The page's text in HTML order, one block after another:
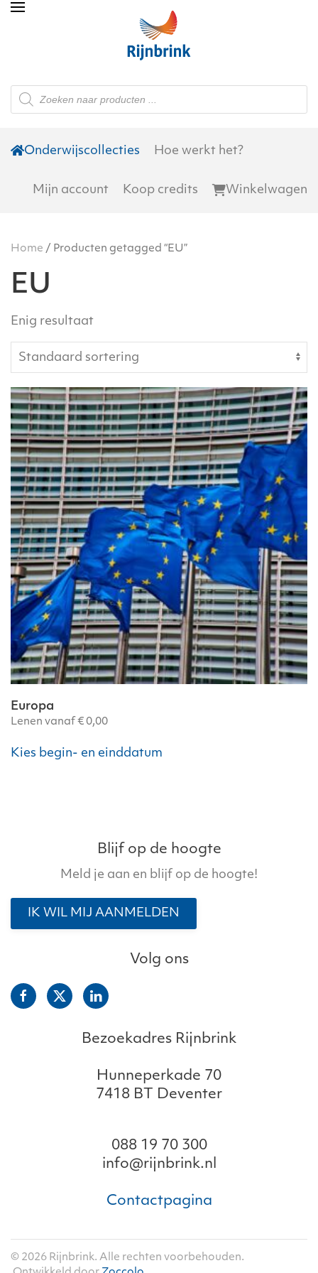
Skip to main content
Producten
zoeken
Onderwijscollecties Hoe werkt het?
Mijn account Koop credits Winkelwagen
Home / Producten getagged “EU”
EU
Enig resultaat
Europa
Lenen vanaf € 0,00
Kies begin- en einddatum
optie
gekozen
worden
op
Blijf op de hoogte
Meld je aan en blijf op de hoogte!
IK WIL MIJ AANMELDEN
Volg ons
Bezoekadres Rijnbrink
Hunneperkade 70
7418 BT Deventer
088 19 70 300
info@rijnbrink.nl
Contactpagina
© 2026 Rijnbrink. Alle rechten voorbehouden.